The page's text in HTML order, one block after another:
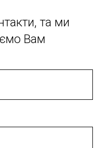
та ми
Вам